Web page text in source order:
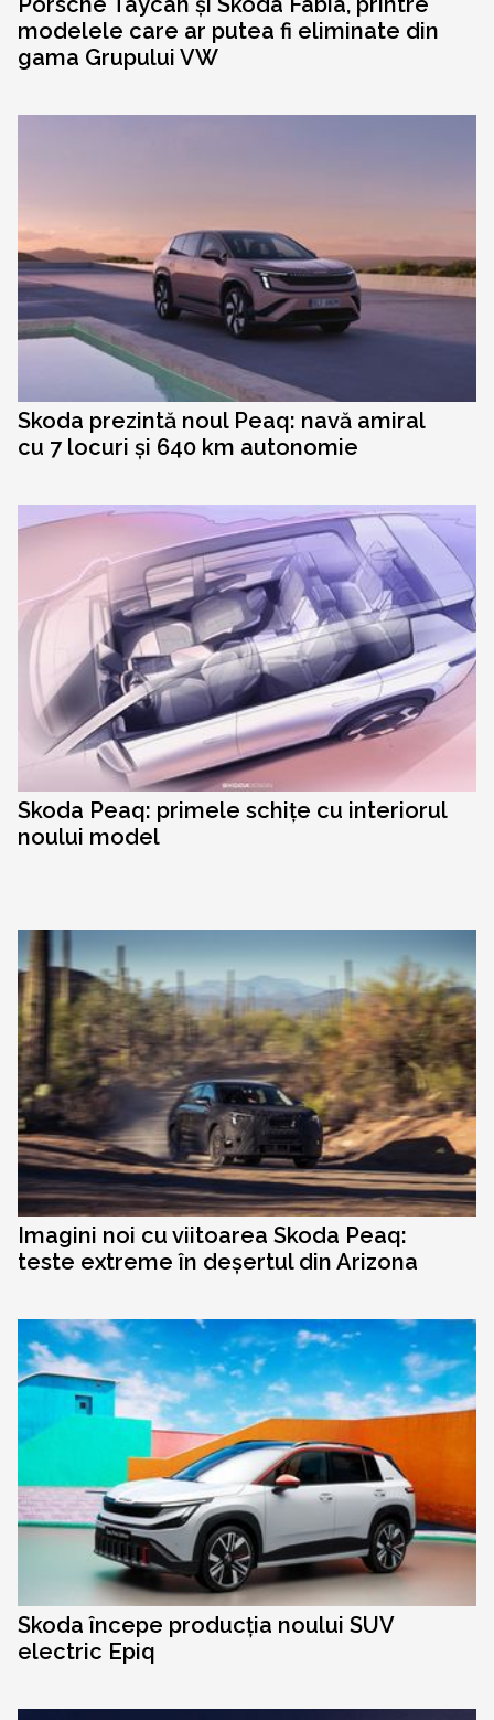
modelele care ar putea fi eliminate din
gama Grupului VW
Skoda prezintă noul Peaq: navă amiral
cu 7 locuri și 640 km autonomie
Skoda Peaq: primele schițe cu interiorul
noului model
Imagini noi cu viitoarea Skoda Peaq:
teste extreme în deșertul din Arizona
Skoda începe producția noului SUV
electric Epiq